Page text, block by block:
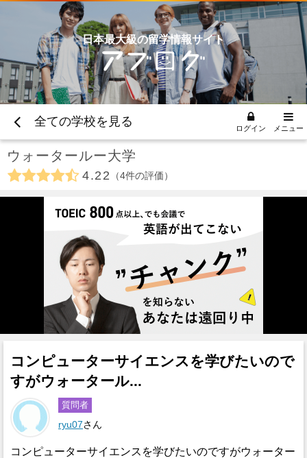
日本最大級の留学情報サイト
全ての学校を見る ログイン メニュー
ウォータールー大学
4.22 4件の評価
コンピューターサイエンスを学びたいので
すがウォータール...
質問者
ryu07さん
コンピューターサイエンスを学びたいのですがウォーター